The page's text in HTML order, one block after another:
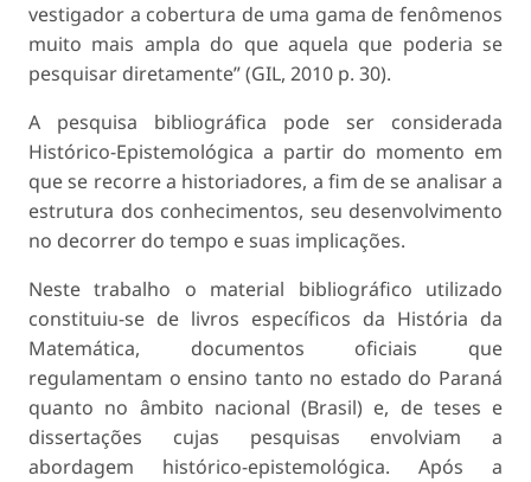
vestigador a cobertura de uma gama de fenômenos
muito mais ampla do que aquela que poderia se
pesquisar diretamente” (GIL, 2010 p. 30).
A pesquisa bibliográfica pode ser considerada
Histórico-Epistemológica a partir do momento em
que se recorre a historiadores, a fim de se analisar a
estrutura dos conhecimentos, seu desenvolvimento
no decorrer do tempo e suas implicações.
Neste trabalho o material bibliográfico utilizado
constituiu-se de livros específicos da História da
Matemática, documentos oficiais que
regulamentam o ensino tanto no estado do Paraná
quanto no âm­bito nacional (Brasil) e, de teses e
dissertações cujas pesquisas envolviam a
abordagem histórico-epis­temológica. Após a